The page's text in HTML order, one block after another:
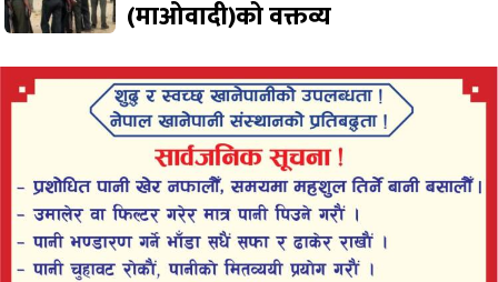
(माओवादी)को वक्तव्य